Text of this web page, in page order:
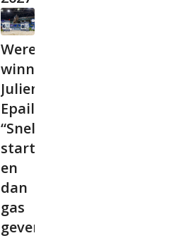
Wereldbeker
winnaar
Julien
Epaillard:
“Snel
starten
en
dan
gas
geven”